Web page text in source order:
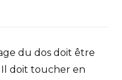
du dos doit être
doit toucher en